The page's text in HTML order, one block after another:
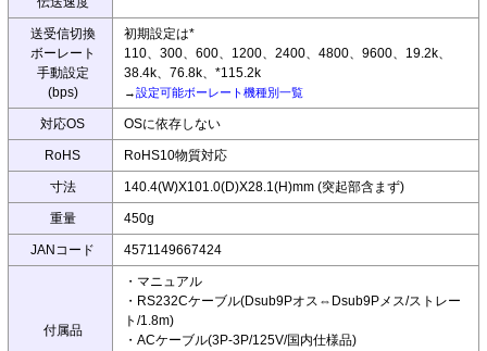
送受信切換
ボーレート
手動設定
(bps)
初期設定は*
110、300、600、1200、2400、4800、9600、19.2k、
38.4k、76.8k、*115.2k
→設定可能ボーレート機種別一覧
対応OS OSに依存しない
RoHS RoHS10物質対応
寸法 140.4(W)X101.0(D)X28.1(H)mm (突起部含まず)
重量 450g
JANコード 4571149667424
付属品
・マニュアル
・RS232Cケーブル(Dsub9Pオス⇔Dsub9Pメス/ストレー
ト/1.8m)
・ACケーブル(3P-3P/125V/国内仕様品)